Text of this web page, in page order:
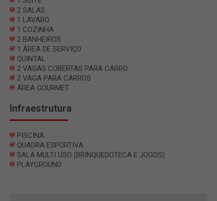
2 SALAS
1 LAVABO
1 COZINHA
2 BANHEIROS
1 ÁREA DE SERVIÇO
QUINTAL
2 VAGAS COBERTAS PARA CARRO
2 VAGA PARA CARROS
ÁREA GOURMET
Infraestrutura
PISCINA
QUADRA ESPORTIVA
SALA MULTI USO (BRINQUEDOTECA E JOGOS)
PLAYGROUND